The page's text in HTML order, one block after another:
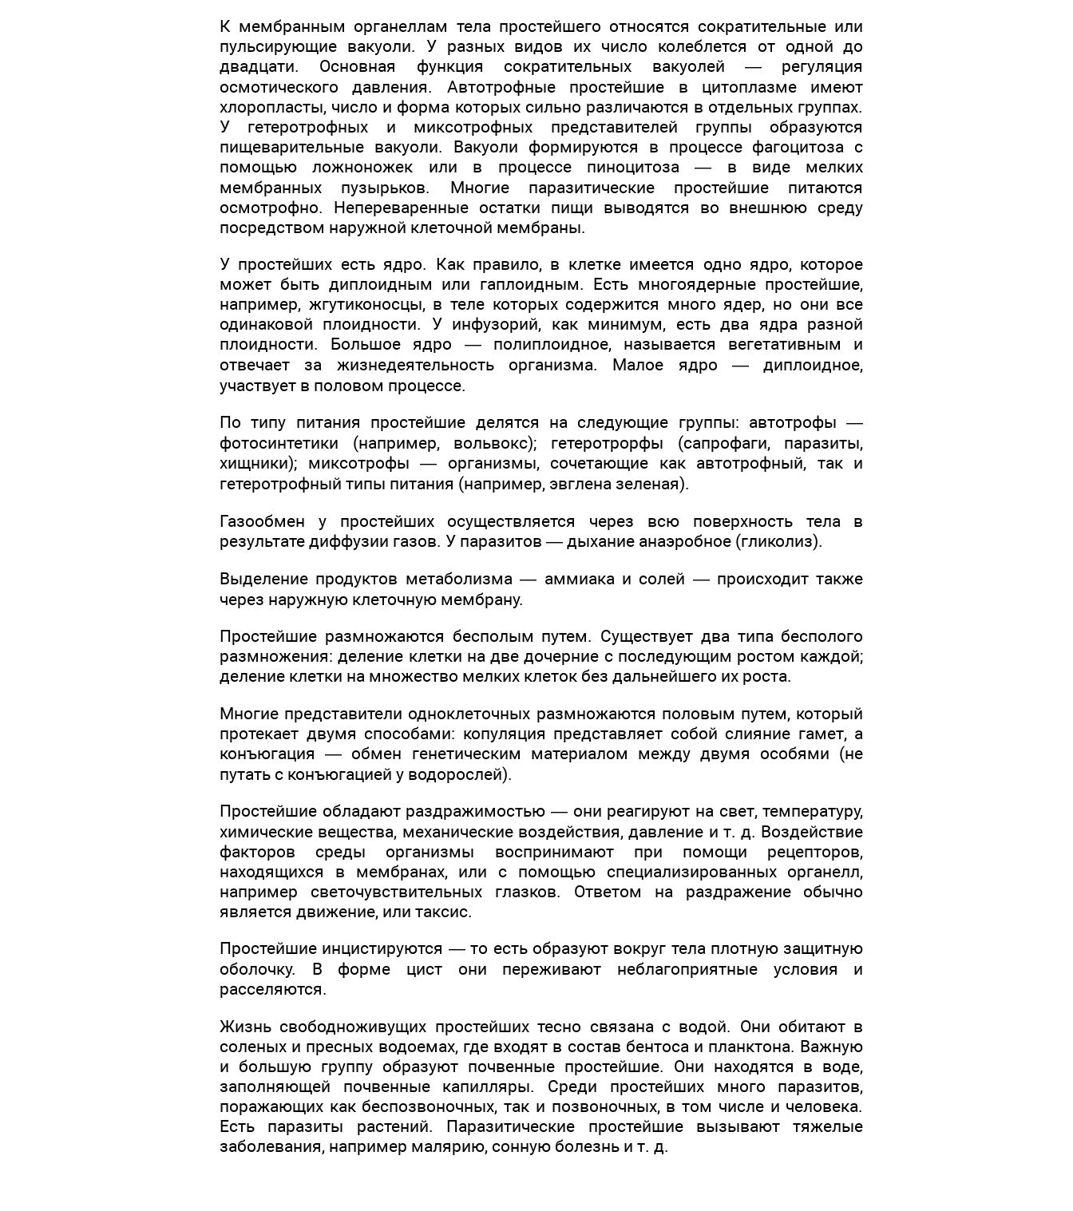
К мембранным органеллам тела простейшего относятся сократительные или
пульсирующие вакуоли. У разных видов их число колеблется от одной до
двадцати. Основная функция сократительных вакуолей — регуляция
осмотического давления. Автотрофные простейшие в цитоплазме имеют
хлоропласты, число и форма которых сильно различаются в отдельных группах.
У гетеротрофных и миксотрофных представителей группы образуются
пищеварительные вакуоли. Вакуоли формируются в процессе фагоцитоза с
помощью ложноножек или в процессе пиноцитоза — в виде мелких
мембранных пузырьков. Многие паразитические простейшие питаются
осмотрофно. Непереваренные остатки пищи выводятся во внешнюю среду
посредством наружной клеточной мембраны.
У простейших есть ядро. Как правило, в клетке имеется одно ядро, которое
может быть диплоидным или гаплоидным. Есть многоядерные простейшие,
например, жгутиконосцы, в теле которых содержится много ядер, но они все
одинаковой плоидности. У инфузорий, как минимум, есть два ядра разной
плоидности. Большое ядро — полиплоидное, называется вегетативным и
отвечает за жизнедеятельность организма. Малое ядро — диплоидное,
участвует в половом процессе.
По типу питания простейшие делятся на следующие группы: автотрофы —
фотосинтетики (например, вольвокс); гетеротрорфы (сапрофаги, паразиты,
хищники); миксотрофы — организмы, сочетающие как автотрофный, так и
гетеротрофный типы питания (например, эвглена зеленая).
Газообмен у простейших осуществляется через всю поверхность тела в
результате диффузии газов. У паразитов — дыхание анаэробное (гликолиз).
Выделение продуктов метаболизма — аммиака и солей — происходит также
через наружную клеточную мембрану.
Простейшие размножаются бесполым путем. Существует два типа бесполого
размножения: деление клетки на две дочерние с последующим ростом каждой;
деление клетки на множество мелких клеток без дальнейшего их роста.
Многие представители одноклеточных размножаются половым путем, который
протекает двумя способами: копуляция представляет собой слияние гамет, а
конъюгация — обмен генетическим материалом между двумя особями (не
путать с конъюгацией у водорослей).
Простейшие обладают раздражимостью — они реагируют на свет, температуру,
химические вещества, механические воздействия, давление и т. д. Воздействие
факторов среды организмы воспринимают при помощи рецепторов,
находящихся в мембранах, или с помощью специализированных органелл,
например светочувствительных глазков. Ответом на раздражение обычно
является движение, или таксис.
Простейшие инцистируются — то есть образуют вокруг тела плотную защитную
оболочку. В форме цист они переживают неблагоприятные условия и
расселяются.
Жизнь свободноживущих простейших тесно связана с водой. Они обитают в
соленых и пресных водоемах, где входят в состав бентоса и планктона. Важную
и большую группу образуют почвенные простейшие. Они находятся в воде,
заполняющей почвенные капилляры. Среди простейших много паразитов,
поражающих как беспозвоночных, так и позвоночных, в том числе и человека.
Есть паразиты растений. Паразитические простейшие вызывают тяжелые
заболевания, например малярию, сонную болезнь и т. д.